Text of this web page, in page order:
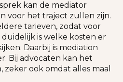
kan de mediator
voor het traject zullen zijn.
tarieven, zodat voor
is welke kosten er
Daarbij is mediation
Bij advocaten kan het
ook omdat alles maal